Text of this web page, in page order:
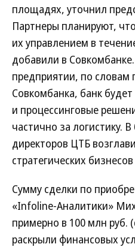
площадях, уточнил
Партнеры планируют,
их управлением в
добавили в
предприятии, по словам
Совкомбанка, банк
и процессинговые
частично за логистику.
директоров ЦТБ
стратегических
Сумму сделки по
«Infoline-Аналитики»
примерно в 100 млн руб.
раскрыли финансовых